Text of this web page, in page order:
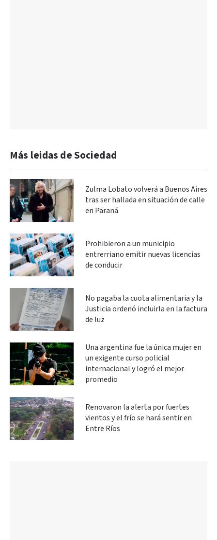
Más leidas de Sociedad
Zulma Lobato volverá a Buenos Aires
tras ser hallada en situación de calle
en Paraná
Prohibieron a un municipio
entrerriano emitir nuevas licencias
de conducir
No pagaba la cuota alimentaria y la
Justicia ordenó incluirla en la factura
de luz
Una argentina fue la única mujer en
un exigente curso policial
internacional y logró el mejor
promedio
Renovaron la alerta por fuertes
vientos y el frío se hará sentir en
Entre Ríos